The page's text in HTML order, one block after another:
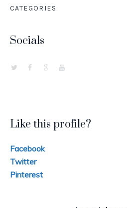
CATEGORIES:
Socials
Like this profile?
Facebook
Twitter
Pinterest